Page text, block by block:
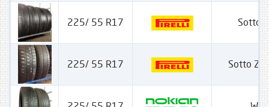
225/ 55 R17 Sotto
225/ 55 R17 Sotto